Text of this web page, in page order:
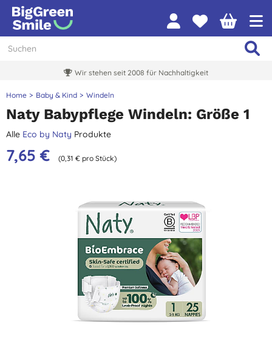
Wir stehen seit 2008 für Nachhaltigkeit
Home Baby & Kind Windeln
Naty Babypflege Windeln: Größe 1
Alle Eco by Naty Produkte
7,65 € (0,31 € pro Stück)